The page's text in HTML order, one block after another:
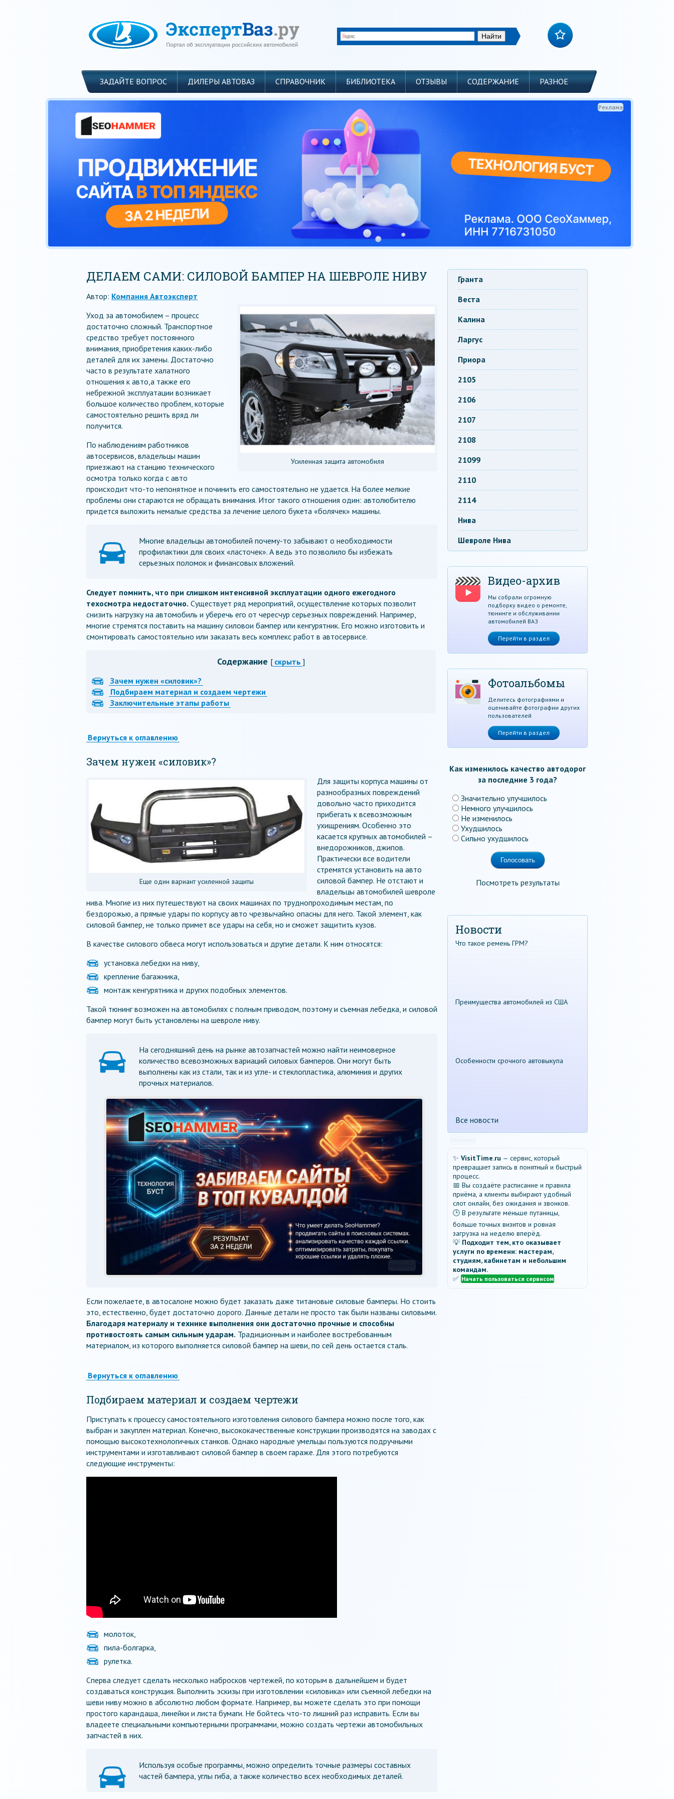
ЗАДАЙТЕ ВОПРОС ДИЛЕРЫ АВТОВАЗ СПРАВОЧНИК БИБЛИОТЕКА ОТЗЫВЫ СОДЕРЖАНИЕ РАЗНОЕ
Реклама
ДЕЛАЕМ САМИ: СИЛОВОЙ БАМПЕР НА ШЕВРОЛЕ НИВУ
Автор: Компания Автоэксперт
Усиленная защита автомобиля
Уход за автомобилем – процесс
достаточно сложный. Транспортное
средство требует постоянного
внимания, приобретения каких-либо
деталей для их замены. Достаточно
часто в результате халатного
отношения к авто,а также его
небрежной эксплуатации возникает
большое количество проблем, которые
самостоятельно решить вряд ли
получится.
По наблюдениям работников
автосервисов, владельцы машин
приезжают на станцию технического
осмотра только когда с авто
происходит что-то непонятное и починить его самостоятельно не удается. На более мелкие
проблемы они стараются не обращать внимания. Итог такого отношения один: автолюбителю
придется выложить немалые средства за лечение целого букета «болячек» машины.
Многие владельцы автомобилей почему-то забывают о необходимости
профилактики для своих «ласточек». А ведь это позволило бы избежать
серьезных поломок и финансовых вложений.
Следует помнить, что при слишком интенсивной эксплуатации одного ежегодного
техосмотра недостаточно. Существует ряд мероприятий, осуществление которых позволит
снизить нагрузку на автомобиль и уберечь его от чересчур серьезных повреждений. Например,
многие стремятся поставить на машину силовои бампер или кенгурятник. Его можно изготовить и
смонтировать самостоятельно или заказать весь комплекс работ в автосервисе.
Содержание [ скрыть ]
Зачем нужен «силовик»?
Подбираем материал и создаем чертежи
Заключительные этапы работы
Вернуться к оглавлению
Зачем нужен «силовик»?
Еще один вариант усиленной защиты
Для защиты корпуса машины от
разнообразных повреждений
довольно часто приходится
прибегать к всевозможным
ухищрениям. Особенно это
касается крупных автомобилей –
внедорожников, джипов.
Практически все водители
стремятся установить на авто
силовой бампер. Не отстают и
владельцы автомобилей шевроле
нива. Многие из них путешествуют на своих машинах по труднопроходимым местам, по
бездорожью, а прямые удары по корпусу авто чрезвычайно опасны для него. Такой элемент, как
силовой бампер, не только примет все удары на себя, но и сможет защитить кузов.
В качестве силового обвеса могут использоваться и другие детали. К ним относятся:
установка лебедки на ниву,
крепление багажника,
монтаж кенгурятника и других подобных элементов.
Такой тюнинг возможен на автомобилях с полным приводом, поэтому и съемная лебедка, и силовой
бампер могут быть установлены на шевроле ниву.
На сегодняшний день на рынке автозапчастей можно найти неимоверное
количество всевозможных вариаций силовых бамперов. Они могут быть
выполнены как из стали, так и из угле- и стеклопластика, алюминия и других
прочных материалов.
Если пожелаете, в автосалоне можно будет заказать даже титановые силовые бамперы. Но стоить
это, естественно, будет достаточно дорого. Данные детали не просто так были названы силовыми.
Благодаря материалу и технике выполнения они достаточно прочные и способны
противостоять самым сильным ударам. Традиционным и наиболее востребованным
материалом, из которого выполняется силовой бампер на шеви, по сей день остается сталь.
Вернуться к оглавлению
Подбираем материал и создаем чертежи
Приступать к процессу самостоятельного изготовления силового бампера можно после того, как
выбран и закуплен материал. Конечно, высококачественные конструкции производятся на заводах с
помощью высокотехнологичных станков. Однако народные умельцы пользуются подручными
инструментами и изготавливают силовой бампер в своем гараже. Для этого потребуются
следующие инструменты:
молоток,
пила-болгарка,
рулетка.
Сперва следует сделать несколько набросков чертежей, по которым в дальнейшем и будет
создаваться конструкция. Выполнить эскизы при изготовлении «силовика» или съемной лебедки на
шеви ниву можно в абсолютно любом формате. Например, вы можете сделать это при помощи
простого карандаша, линейки и листа бумаги. Не бойтесь что-то лишний раз исправить. Если вы
владеете специальными компьютерными программами, можно создать чертежи автомобильных
запчастей в них.
Используя особые программы, можно определить точные размеры составных
частей бампера, углы гиба, а также количество всех необходимых деталей.
Гранта
Веста
Калина
Ларгус
Приора
2105
2106
2107
2108
21099
2110
2114
Нива
Шевроле Нива
Видео-архив
Мы собрали огромную
подборку видео о ремонте,
тюнинге и обслуживании
автомобилей ВАЗ
Перейти в раздел
Фотоальбомы
Делитесь фотографиями и
оценивайте фотографии других
пользователей
Перейти в раздел
Как изменилось качество автодорог
за последние 3 года?
Значительно улучшилось
Немного улучшилось
Не изменилось
Ухудшилось
Сильно ухудшилось
Посмотреть результаты
Новости
Что такое ремень ГРМ?
Преимущества автомобилей из США
Особенности срочного автовыкупа
Все новости
✨ VisitTime.ru — сервис, который
превращает запись в понятный и быстрый
процесс.
📅 Вы создаёте расписание и правила
приёма, а клиенты выбирают удобный
слот онлайн, без ожидания и звонков.
🕒 В результате меньше путаницы,
больше точных визитов и ровная
загрузка на неделю вперёд.
💡 Подходит тем, кто оказывает
услуги по времени: мастерам,
студиям, кабинетам и небольшим
командам.
✅ Начать пользоваться сервисом